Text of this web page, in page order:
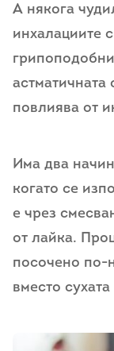
А някога
инхалациите
повлиява от
Има два
когато се
е чрез
от лайка.
посочено по-
вместо